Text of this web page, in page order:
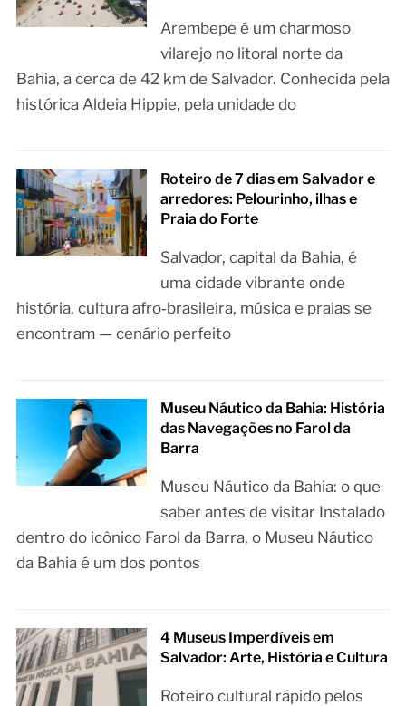
Arembepe é um charmoso
vilarejo no litoral norte da
Bahia, a cerca de 42 km de Salvador. Conhecida pela
histórica Aldeia Hippie, pela unidade do
Roteiro de 7 dias em Salvador e
arredores: Pelourinho, ilhas e
Praia do Forte
Salvador, capital da Bahia, é
uma cidade vibrante onde
história, cultura afro‑brasileira, música e praias se
encontram — cenário perfeito
Museu Náutico da Bahia: História
das Navegações no Farol da
Barra
Museu Náutico da Bahia: o que
saber antes de visitar Instalado
dentro do icônico Farol da Barra, o Museu Náutico
da Bahia é um dos pontos
4 Museus Imperdíveis em
Salvador: Arte, História e Cultura
Roteiro cultural rápido pelos